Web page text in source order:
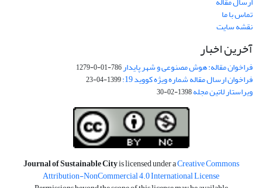
تماس با ما
نقشه سایت
آخرین اخبار
فراخوان مقاله: هوش مصنوعی و شهر پایدار786-01-0-1279
فراخوان ارسال مقاله شماره ویژه کووید 19: 1399-04-23
ویراستار لاتین مجله1398-02-30
Journal of Sustainable Cityis licensed under aCreative Commons
Attribution-NonCommercial 4.0 International License